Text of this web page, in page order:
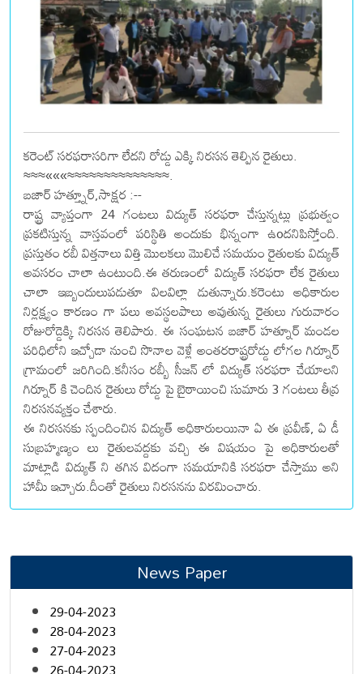
కరెంట్ సరఫరాసరిగా లేదని రోడ్డు ఎక్కి నిరసన తెల్పిన రైతులు.
≈≈≈«««≈≈≈≈≈≈≈≈≈≈≈≈≈≈.
బజార్ హత్త్నూర్,సాక్షర :--
రాష్ట్ర వ్యాప్తంగా 24 గంటలు విద్యుత్ సరఫరా చేస్తున్నట్లు ప్రభుత్వం
ప్రకటిస్తున్న వాస్తవంలో పరిస్థితి అందుకు భిన్నంగా ఉoదనిపిస్తోంది.
ప్రస్తుతం రబీ విత్తనాలు విత్తి మొలకలు మొలిచే సమయం రైతులకు విద్యుత్
అవసరం చాలా ఉంటుంది.ఈ తరుణంలో విద్యుత్ సరఫరా లేక రైతులు
చాలా ఇబ్బందులుపడుతూ విలవిల్లా డుతున్నారు.కరెంటు అధికారుల
నిర్లక్ష్యం కారణం గా పలు అవస్థలపాలు అవుతున్న రైతులు గురువారం
రోజురోడ్డెక్కి నిరసన తెలిపారు. ఈ సంఘటన బజార్ హత్నూర్ మండల
పరిధిలోని ఇచ్చోడా నుంచి సొనాల వెళ్లే అంతరరాష్ట్రరోడ్డు లోగల గిర్నూర్
గ్రామంలో జరిగింది.కనీసం రబ్బీ సీజన్ లో విద్యుత్ సరఫరా చేయాలని
గిర్నూర్ కి చెందిన రైతులు రోడ్డు పై బైఠాయించి సుమారు 3 గంటలు తీవ్ర
నిరసనవ్యక్తం చేశారు.
ఈ నిరసనకు స్పందించిన విద్యుత్ అధికారులయినా ఏ ఈ ప్రవీణ్, ఏ డీ
సుబ్రహ్మణ్యం లు రైతులవద్దకు వచ్చి ఈ విషయం పై అధికారులతో
మాట్లాడి విద్యుత్ ని తగిన విదంగా సమయానికి సరఫరా చేస్తాము అని
హామీ ఇచ్చారు.దీంతో రైతులు నిరసనను విరమించారు.
News Paper
29-04-2023
28-04-2023
27-04-2023